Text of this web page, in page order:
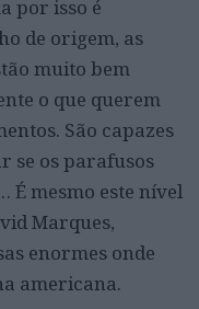
por isso é
de origem, as
muito bem
o que querem
São capazes
se os parafusos
É mesmo este nível
Marques,
enormes onde
americana.